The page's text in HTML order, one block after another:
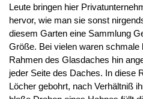
Leute bringen hier
hervor, wie man sie sonst
diesem Garten eine Sammlung
Größe. Bei vielen waren schmale
Rahmen des Glasdaches hin
jeder Seite des Daches. In diese
Löcher gebohrt, nach Verhältniß